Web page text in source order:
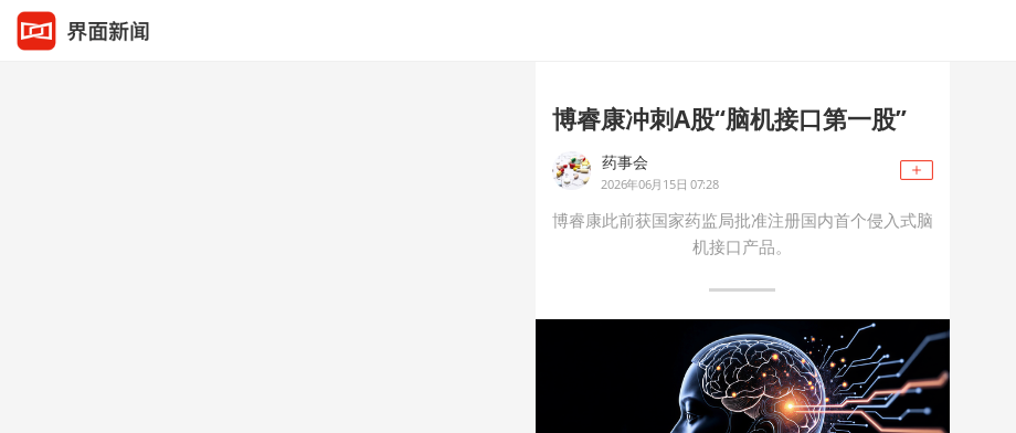
博睿康冲刺A股“脑机接口第一股”
药事会
2026年06月15日 07:28
博睿康此前获国家药监局批准注册国内首个侵入式脑
机接口产品。